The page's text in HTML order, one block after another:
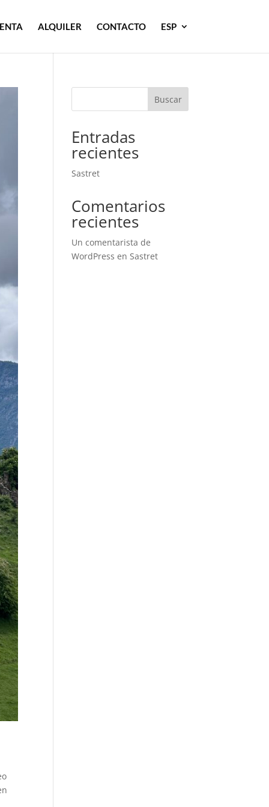
ALQUILER CONTACTO ESP
Buscar
Entradas
recientes
Sastret
Comentarios
recientes
Un comentarista de
WordPress enSastret